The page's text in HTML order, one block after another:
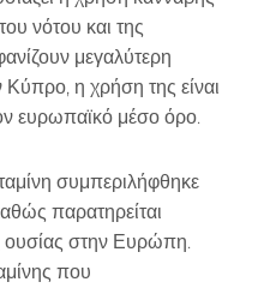
νότου και της
μεγαλύτερη
η χρήση της είναι
ευρωπαϊκό μέσο όρο.
συμπεριλήφθηκε
παρατηρείται
ουσίας στην Ευρώπη.
που